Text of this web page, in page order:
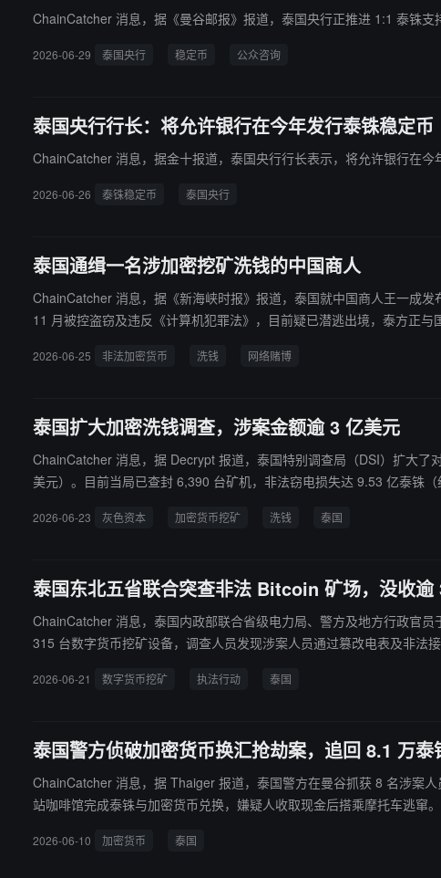
ChainCatcher 消息，据《曼谷邮报》报道，泰国央行正推进 1:1 泰铢
2026-06-29 泰国央行 稳定币 公众咨询
泰国央行行长：将允许银行在今年发行泰铢稳定币
ChainCatcher 消息，据金十报道，泰国央行行长表示，将允许银行在今
2026-06-26 泰铢稳定币 泰国央行
泰国通缉一名涉加密挖矿洗钱的中国商人
ChainCatcher 消息，据《新海峡时报》报道，泰国就中国商人王一成
11 月被控盗窃及违反《计算机犯罪法》，目前疑已潜逃出境，泰方正与
2026-06-25 非法加密货币 洗钱 网络赌博
泰国扩大加密洗钱调查，涉案金额逾 3 亿美元
ChainCatcher 消息，据 Decrypt 报道，泰国特别调查局（DSI）扩大了
美元）。目前当局已查封 6,390 台矿机，非法窃电损失达 9.53 亿泰铢（约 2,900 万美元），并对 4
2026-06-23 灰色资本 加密货币挖矿 洗钱 泰国
泰国东北五省联合突查非法 Bitcoin 矿场，没收逾
ChainCatcher 消息，泰国内政部联合省级电力局、警方及地方行政官
315 台数字货币挖矿设备，调查人员发现涉案人员通过篡改电表及非
2026-06-21 数字货币挖矿 执法行动 泰国
泰国警方侦破加密货币换汇抢劫案，追回 8.1 万泰
ChainCatcher 消息，据 Thaiger 报道，泰国警方在曼谷抓获 8 名涉案人员，该团伙涉嫌在加
站咖啡馆完成泰铢与加密货币兑换，嫌疑人收取现金后搭乘摩托车逃
2026-06-10 加密货币 泰国